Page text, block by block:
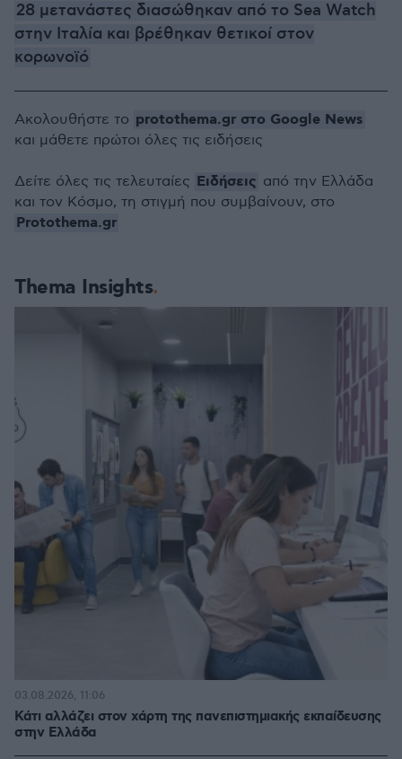
28 μετανάστες διασώθηκαν από το Sea Watch
στην Ιταλία και βρέθηκαν θετικοί στον
κορωνοϊό
Thema Insights
Κάτι αλλάζει στον χάρτη της πανεπιστημιακής εκπαίδευσης
στην Ελλάδα
03.08.2026, 11:06
Ακολουθήστε το protothema.gr στο Google News
και μάθετε πρώτοι όλες τις ειδήσεις
Δείτε όλες τις τελευταίες Ειδήσεις από την Ελλάδα
και τον Κόσμο, τη στιγμή που συμβαίνουν, στο
Protothema.gr